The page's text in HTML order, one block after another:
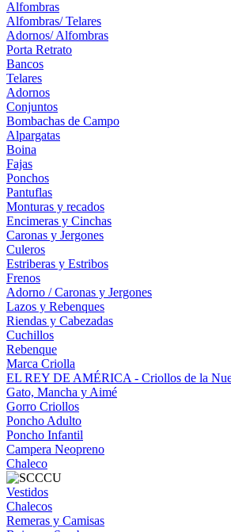
Alfombras
Alfombras/ Telares
Adornos/ Alfombras
Porta Retrato
Bancos
Telares
Adornos
Conjuntos
Bombachas de Campo
Alpargatas
Boina
Fajas
Ponchos
Pantuflas
Monturas y recados
Encimeras y Cinchas
Caronas y Jergones
Culeros
Estriberas y Estribos
Frenos
Adorno / Caronas y Jergones
Lazos y Rebenques
Riendas y Cabezadas
Cuchillos
Rebenque
Marca Criolla
EL REY DE AMÉRICA - Criollos de la
Gato, Mancha y Aimé
Gorro Criollos
Poncho Adulto
Poncho Infantil
Campera Neopreno
Chaleco
Vestidos
Chalecos
Remeras y Camisas